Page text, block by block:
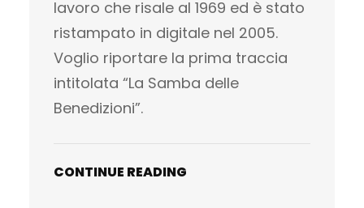
lavoro che risale al 1969 ed è stato
ristampato in digitale nel 2005.
Voglio riportare la prima traccia
intitolata “La Samba delle
Benedizioni”.
CONTINUE READING